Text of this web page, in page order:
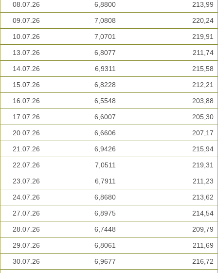
08.07.26 6,8800 213,99
09.07.26 7,0808 220,24
10.07.26 7,0701 219,91
13.07.26 6,8077 211,74
14.07.26 6,9311 215,58
15.07.26 6,8228 212,21
16.07.26 6,5548 203,88
17.07.26 6,6007 205,30
20.07.26 6,6606 207,17
21.07.26 6,9426 215,94
22.07.26 7,0511 219,31
23.07.26 6,7911 211,23
24.07.26 6,8680 213,62
27.07.26 6,8975 214,54
28.07.26 6,7448 209,79
29.07.26 6,8061 211,69
30.07.26 6,9677 216,72